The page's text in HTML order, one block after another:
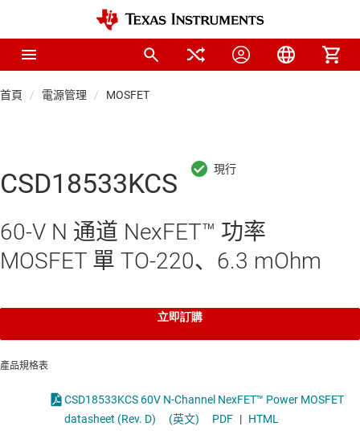
首頁 電源管理 MOSFET
CSD18533KCS
60-V N 通道 NexFET™ 功率
MOSFET 單 TO-220、6.3 mOhm
立即訂購
產品規格表
CSD18533KCS 60V N-Channel NexFET™ Power MOSFET
datasheet (Rev. D)
(英文) PDF | HTML